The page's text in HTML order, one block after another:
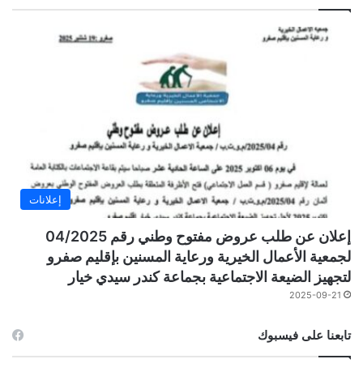
إعلانات
إعلان عن طلب عروض مفتوح وطني رقم 04/2025
لجمعية الأعمال الخيرية ورعاية المسنين بإقليم صفرو
لتجهيز الضيعة الاجتماعية بجماعة كندر سيدي خيار
2025-09-21
تابعنا على فيسبوك